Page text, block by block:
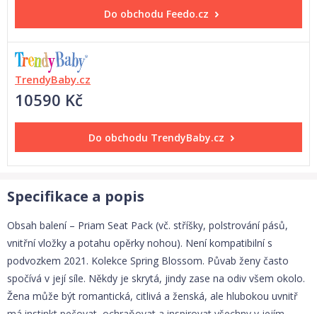
Do obchodu Feedo.cz
TrendyBaby.cz
10590 Kč
Do obchodu TrendyBaby.cz
Specifikace a popis
Obsah balení – Priam Seat Pack (vč. stříšky, polstrování pásů,
vnitřní vložky a potahu opěrky nohou). Není kompatibilní s
podvozkem 2021. Kolekce Spring Blossom. Půvab ženy často
spočívá v její síle. Někdy je skrytá, jindy zase na odiv všem okolo.
Žena může být romantická, citlivá a ženská, ale hlubokou uvnitř